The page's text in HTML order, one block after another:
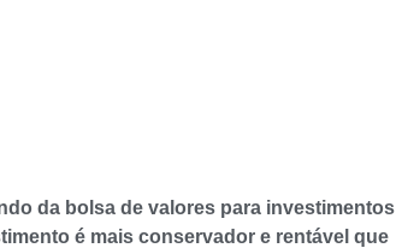
da bolsa de valores para investimentos
é mais conservador e rentável que